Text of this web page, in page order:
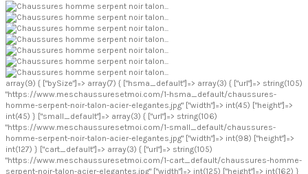
array(9) { ["bySize"]=> array(7) { ["hsma_default"]=> array(3) { ["url"]=> string(105)
"https://www.meschaussuresetmoi.com/1-hsma_default/chaussures-
homme-serpent-noir-talon-acier-elegantes.jpg" ["width"]=> int(45) ["height"]=>
int(45) } ["small_default"]=> array(3) { ["url"]=> string(106)
"https://www.meschaussuresetmoi.com/1-small_default/chaussures-
homme-serpent-noir-talon-acier-elegantes.jpg" ["width"]=> int(98) ["height"]=>
int(127) } ["cart_default"]=> array(3) { ["url"]=> string(105)
"https://www.meschaussuresetmoi.com/1-cart_default/chaussures-homme-
serpent-noir-talon-acier-elegantes.jpg" ["width"]=> int(125) ["height"]=> int(162) }